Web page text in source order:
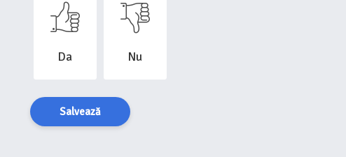
Da Nu
Salvează